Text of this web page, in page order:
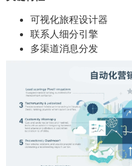
可视化旅程设计器
联系人细分引擎
多渠道消息分发